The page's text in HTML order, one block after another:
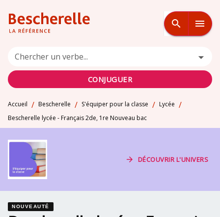
MENU RECHERCHE
PIED DE PAGE
search menu
Chercher un verbe...
CONJUGUER
Accueil / Bescherelle / S'équiper pour la classe / Lycée /
Bescherelle lycée - Français 2de, 1re Nouveau bac
arrow_forward DÉCOUVRIR L'UNIVERS
NOUVEAUTÉ